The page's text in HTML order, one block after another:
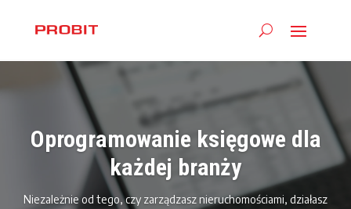
Oprogramowanie księgowe dla
każdej branży
Niezależnie od tego, czy zarządzasz nieruchomościami, działasz